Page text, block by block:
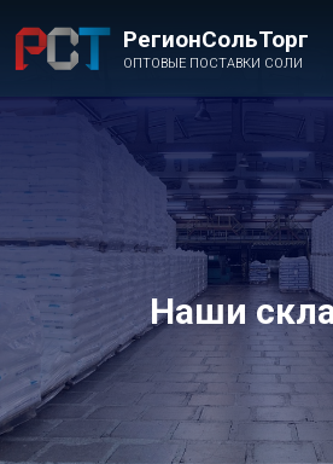
РегионСольТорг
ОПТОВЫЕ ПОСТАВКИ СОЛИ
Наши